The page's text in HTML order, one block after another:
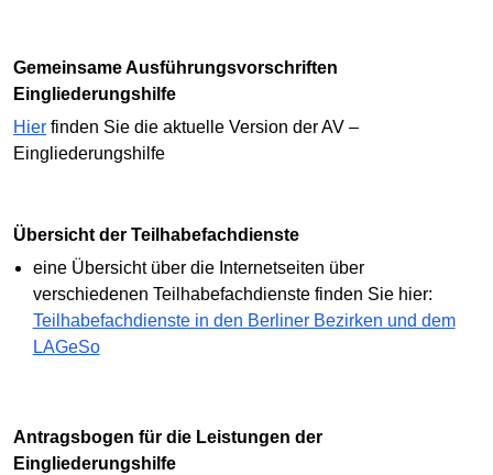
Gemeinsame Ausführungsvorschriften
Eingliederungshilfe
Hier finden Sie die aktuelle Version der AV –
Eingliederungshilfe
Übersicht der Teilhabefachdienste
eine Übersicht über die Internetseiten über
verschiedenen Teilhabefachdienste finden Sie hier:
Teilhabefachdienste in den Berliner Bezirken und dem
LAGeSo
Antragsbogen für die Leistungen der
Eingliederungshilfe